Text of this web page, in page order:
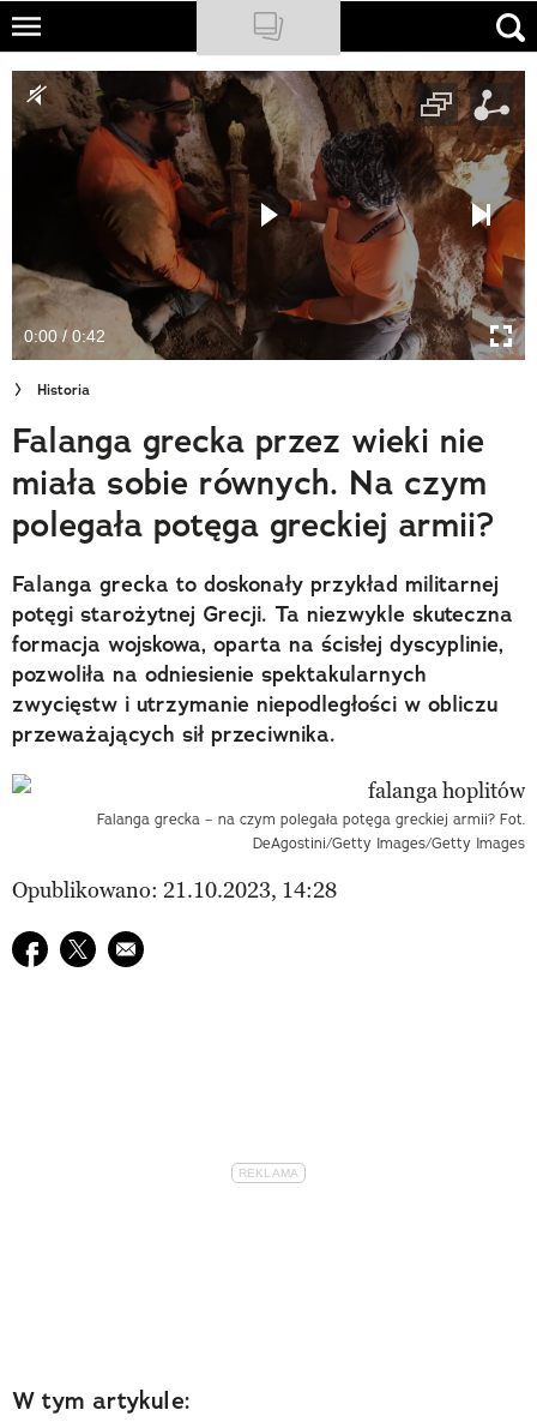
Skip
main
content
NATIONAL GEOGRAPHIC
TRAVELER
PODCASTY
Newsletter
Cuda Polski
Wielki Konkurs Fotograficzny
Trendbook Podróżniczy
Polecane
0:00 / 0:42
Historia
Falanga grecka przez wieki nie
miała sobie równych. Na czym
polegała potęga greckiej armii?
Falanga grecka to doskonały przykład militarnej
potęgi starożytnej Grecji. Ta niezwykle skuteczna
formacja wojskowa, oparta na ścisłej dyscyplinie,
pozwoliła na odniesienie spektakularnych
zwycięstw i utrzymanie niepodległości w obliczu
przeważających sił przeciwnika.
Falanga grecka – na czym polegała potęga greckiej armii? Fot.
DeAgostini/Getty Images/Getty Images
Opublikowano: 21.10.2023, 14:28
Udostępnij na facebook
Udostępnij na twitter
E-mail do przyjaciela
W tym artykule: